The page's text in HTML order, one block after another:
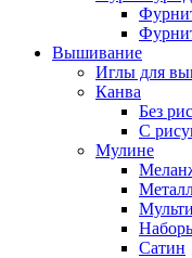
Вышивание
Иглы для
Канва
Без
С
Мулине
Сатин